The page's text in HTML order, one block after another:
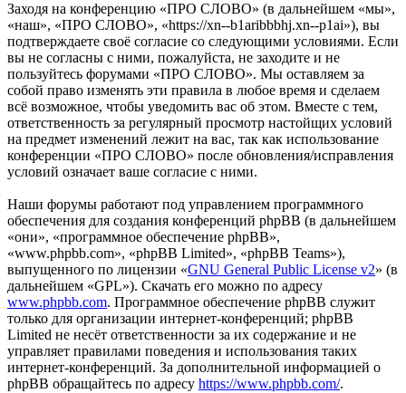
Заходя на конференцию «ПРО СЛОВО» (в дальнейшем «мы»,
«наш», «ПРО СЛОВО», «https://xn--b1aribbbhj.xn--p1ai»), вы
подтверждаете своё согласие со следующими условиями. Если
вы не согласны с ними, пожалуйста, не заходите и не
пользуйтесь форумами «ПРО СЛОВО». Мы оставляем за
собой право изменять эти правила в любое время и сделаем
всё возможное, чтобы уведомить вас об этом. Вместе с тем,
ответственность за регулярный просмотр настойщих условий
на предмет изменений лежит на вас, так как использование
конференции «ПРО СЛОВО» после обновления/исправления
условий означает ваше согласие с ними.
Наши форумы работают под управлением программного
обеспечения для создания конференций phpBB (в дальнейшем
«они», «программное обеспечение phpBB»,
«www.phpbb.com», «phpBB Limited», «phpBB Teams»),
выпущенного по лицензии «GNU General Public License v2» (в
дальнейшем «GPL»). Скачать его можно по адресу
www.phpbb.com. Программное обеспечение phpBB служит
только для организации интернет-конференций; phpBB
Limited не несёт ответственности за их содержание и не
управляет правилами поведения и использования таких
интернет-конференций. За дополнительной информацией о
phpBB обращайтесь по адресу https://www.phpbb.com/.